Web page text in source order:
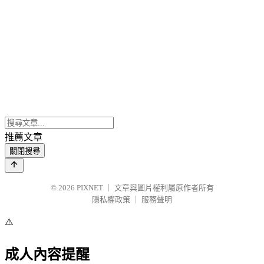
推薦文章
關閉搜尋
© 2026 PIXNET
文章與圖片權利屬原作者所有
隱私權政策
服務聲明
⚠️
成人內容提醒